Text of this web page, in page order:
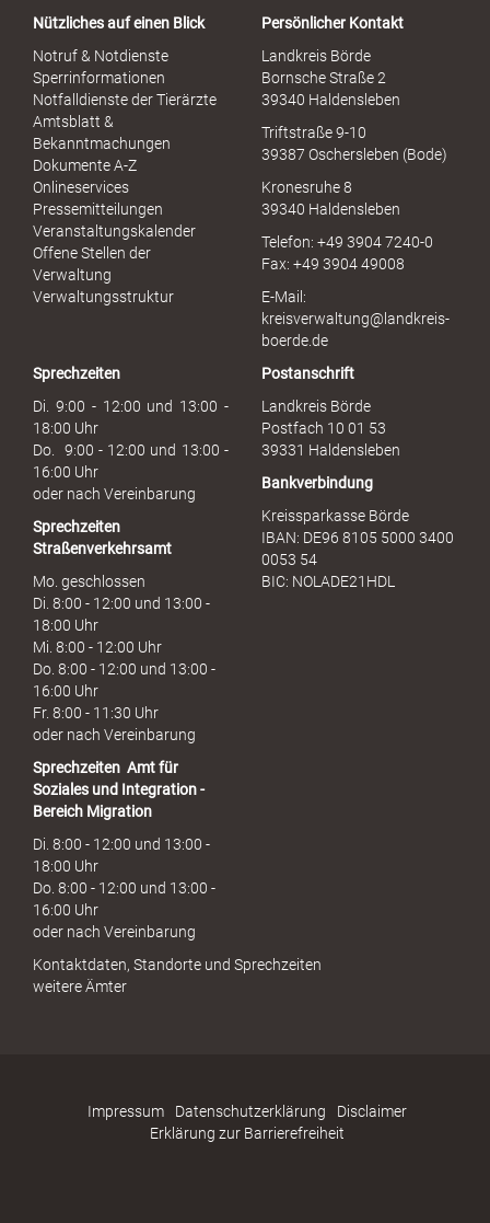
x
u
h
Nützliches auf einen Blick
Notruf & Notdienste
Sperrinformationen
Notfalldienste der Tierärzte
Amtsblatt &
Bekanntmachungen
Dokumente A-Z
Onlineservices
Pressemitteilungen
Veranstaltungskalender
Offene Stellen der
Verwaltung
Verwaltungsstruktur
Persönlicher Kontakt
Landkreis Börde
Bornsche Straße 2
39340 Haldensleben
Triftstraße 9-10
39387 Oschersleben (Bode)
Kronesruhe 8
39340 Haldensleben
Telefon: +49 3904 7240-0
Fax: +49 3904 49008
E-Mail:
kreisverwaltung@landkreis-
boerde.de
Sprechzeiten
Di. 9:00 - 12:00 und 13:00 -
18:00 Uhr
Do. 9:00 - 12:00 und 13:00 -
16:00 Uhr
oder nach Vereinbarung
Sprechzeiten
Straßenverkehrsamt
Mo. geschlossen
Di. 8:00 - 12:00 und 13:00 -
18:00 Uhr
Mi. 8:00 - 12:00 Uhr
Do. 8:00 - 12:00 und 13:00 -
16:00 Uhr
Fr. 8:00 - 11:30 Uhr
oder nach Vereinbarung
Sprechzeiten Amt für
Soziales und Integration -
Bereich Migration
Di. 8:00 - 12:00 und 13:00 -
18:00 Uhr
Do. 8:00 - 12:00 und 13:00 -
16:00 Uhr
oder nach Vereinbarung
Postanschrift
Landkreis Börde
Postfach 10 01 53
39331 Haldensleben
Bankverbindung
Kreissparkasse Börde
IBAN: DE96 8105 5000 3400
0053 54
BIC: NOLADE21HDL
Kontaktdaten, Standorte und Sprechzeiten
weitere Ämter
Impressum Datenschutzerklärung
Disclaimer
Erklärung zur Barrierefreiheit